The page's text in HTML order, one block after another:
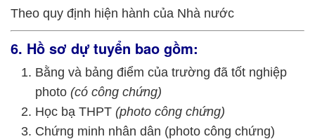
Theo quy định hiện hành của Nhà nước
6. Hồ sơ dự tuyển bao gồm:
Bằng và bảng điểm của trường đã tốt nghiệp
photo (có công chứng)
Học bạ THPT (photo công chứng)
Chứng minh nhân dân (photo công chứng)